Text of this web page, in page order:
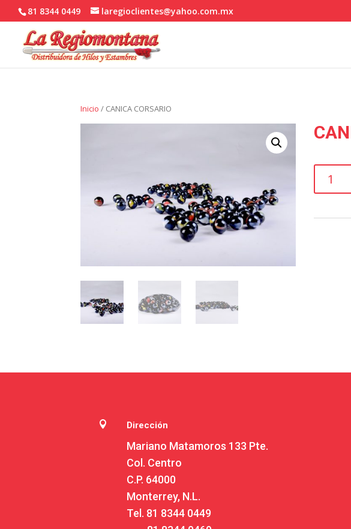
81 8344 0449 laregioclientes@yahoo.com.mx
Inicio / CANICA CORSARIO
CORSARIO
 Dirección
Mariano Matamoros 133 Pte.
Col. Centro
C.P. 64000
Monterrey, N.L.
Tel. 81 8344 0449